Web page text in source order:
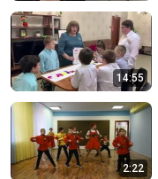
14:55
2:22